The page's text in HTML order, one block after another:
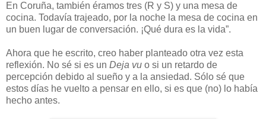
En Coruña, también éramos tres (R y S) y una mesa de
cocina. Todavía trajeado, por la noche la mesa de cocina en
un buen lugar de conversación. ¡Qué dura es la vida”.
Ahora que he escrito, creo haber planteado otra vez esta
reflexión. No sé si es un Deja vu o si un retardo de
percepción debido al sueño y a la ansiedad. Sólo sé que
estos días he vuelto a pensar en ello, si es que (no) lo había
hecho antes.